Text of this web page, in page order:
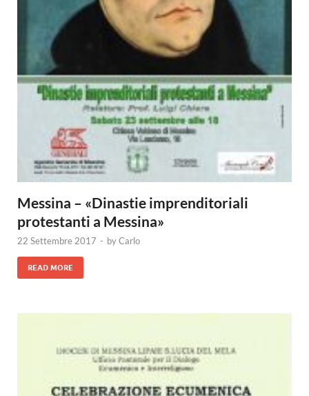
Messina – «Dinastie imprenditoriali
protestanti a Messina»
22 Settembre 2017 - byCarlo
READ MORE